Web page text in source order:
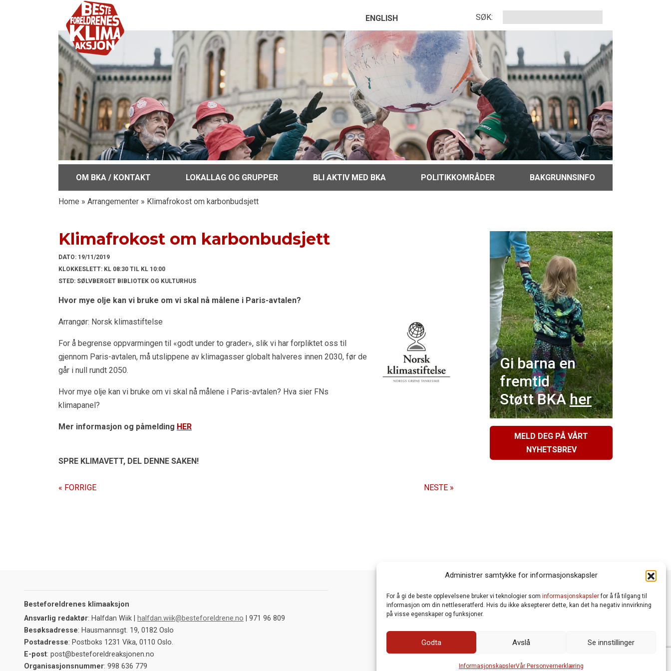
Administrer samtykke for informasjonskapsler
For å gi de beste opplevelsene bruker vi teknologier som informasjonskapslerfor å få tilgang til
informasjon om din nettleseratferd. Hvis du ikke aksepterer dette, kan det ha negativ innvirkning
på visse egenskaper og funksjoner.
Godta Avslå Se innstillinger
InformasjonskapslerVår Personvernerklæring
ENGLISH SØK:
OM BKA / KONTAKT LOKALLAG OG GRUPPER BLI AKTIV MED BKA POLITIKKOMRÅDER BAKGRUNNSINFO
Home » Arrangementer » Klimafrokost om karbonbudsjett
Klimafrokost om karbonbudsjett
DATO: 19/11/2019
KLOKKESLETT: KL 08:30 TIL KL 10:00
STED: SØLVBERGET BIBLIOTEK OG KULTURHUS
Hvor mye olje kan vi bruke om vi skal nå målene i Paris-avtalen?
Arrangør: Norsk klimastiftelse
For å begrense oppvarmingen til «godt under to grader», slik vi har forpliktet oss til
gjennom Paris-avtalen, må utslippene av klimagasser globalt halveres innen 2030, før de
går i null rundt 2050.
Hvor mye olje kan vi bruke om vi skal nå målene i Paris-avtalen? Hva sier FNs
klimapanel?
Mer informasjon og påmelding HER
SPRE KLIMAVETT, DEL DENNE SAKEN!
« FORRIGE NESTE »
Gi barna en
fremtid
Støtt BKAher
MELD DEG PÅ VÅRT
NYHETSBREV
Besteforeldrenes klimaaksjon
Ansvarlig redaktør: Halfdan Wiik | halfdan.wiik@besteforeldrene.no | 971 96 809
Besøksadresse: Hausmannsgt. 19, 0182 Oslo
Postadresse: Postboks 1231 Vika, 0110 Oslo.
E-post: post@besteforeldreaksjonen.no
Organisasjonsnummer: 998 636 779
Vår Personvernerklæring Informasjonskapsler (Cookies)
Frameworks AS| Logo av Blanke Ark | Design av Merete Bertheau